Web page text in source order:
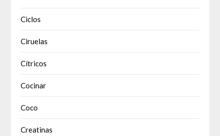
Ciclos
Ciruelas
Cítricos
Cocinar
Coco
Creatinas